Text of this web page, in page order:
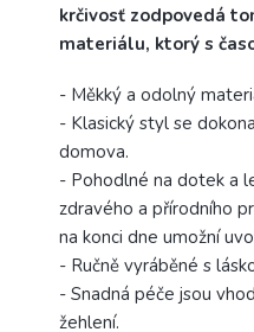
krčivosť zodpovedá
materiálu, ktorý s
- Měkký a odolný
- Klasický styl se
domova.
- Pohodlné na dotek a
zdravého a přírodního
na konci dne umožní
- Ručně vyráběné s
- Snadná péče jsou
žehlení.